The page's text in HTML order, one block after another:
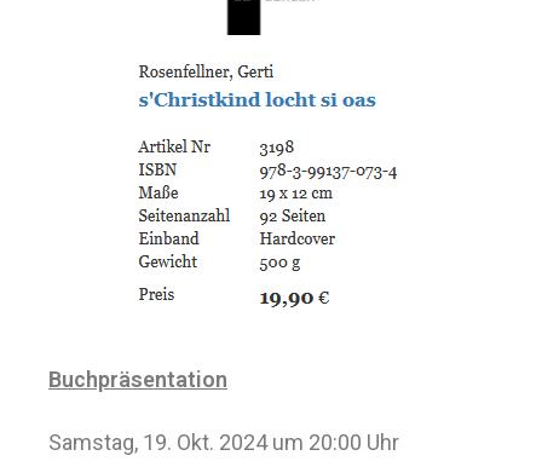
Buchpräsentation
Samstag, 19. Okt. 2024 um 20:00 Uhr